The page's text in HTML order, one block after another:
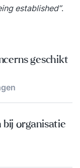
established”.
geschikt
organisatie